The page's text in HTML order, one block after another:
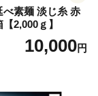
べ素麺 淡じ糸 赤
2,000ｇ】
10,000円